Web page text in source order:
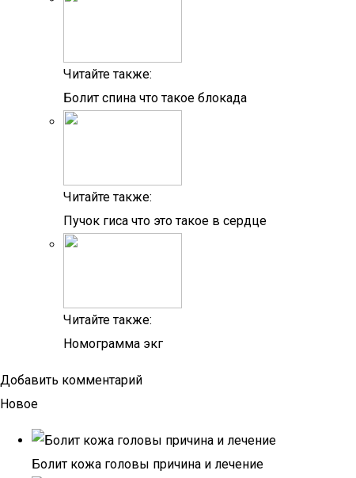
Читайте также:
Болит спина что такое блокада
Читайте также:
Пучок гиса что это такое в сердце
Читайте также:
Номограмма экг
Добавить комментарий
Новое
Болит кожа головы причина и лечение